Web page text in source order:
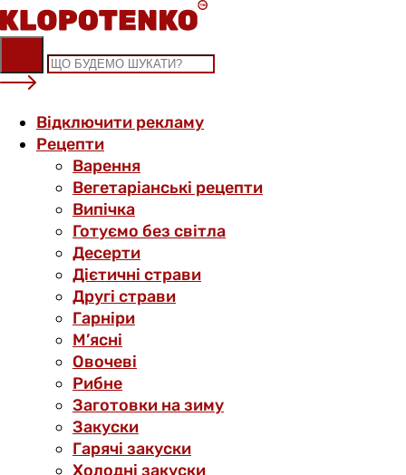
Skip
to
content
Відключити рекламу
Рецепти
Варення
Вегетаріанські рецепти
Випічка
Готуємо без світла
Десерти
Дієтичні страви
Другі страви
Гарніри
М’ясні
Овочеві
Рибне
Заготовки на зиму
Закуски
Гарячі закуски
Холодні закуски